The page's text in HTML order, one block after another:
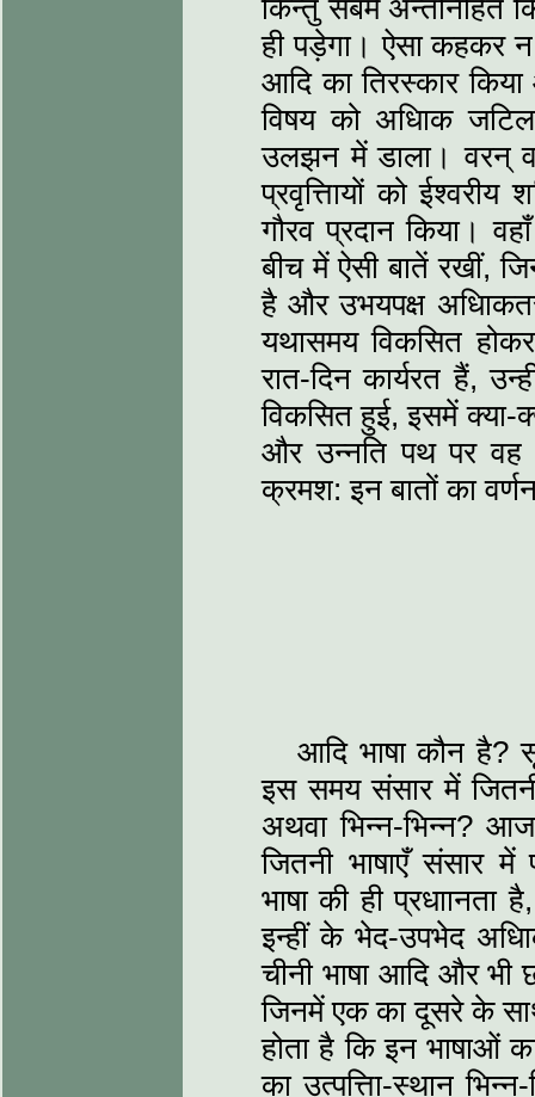
किन्तु सबमें अन्तर्निहित
ही पड़ेगा। ऐसा कहकर न
आदि का तिरस्कार
विषय को अधिाक
उलझन में डाला। वरन्
प्रवृत्तिायों को
गौरव प्रदान किया।
बीच में ऐसी बातें रखीं,
है और उभयपक्ष
यथासमय विकसित
रात-दिन कार्यरत हैं,
विकसित हुई, इसमें क्या-
और उन्नति पथ पर वह
क्रमश: इन बातों का
आदि भाषा कौन है?
इस समय संसार में
अथवा भिन्न-भिन्न?
जितनी भाषाएँ संसार में
भाषा की ही प्रधाानता
इन्हीं के भेद-उपभेद
चीनी भाषा आदि और भी
जिनमें एक का दूसरे के
होता है कि इन भाषाओं
का उत्पत्तिा-स्थान